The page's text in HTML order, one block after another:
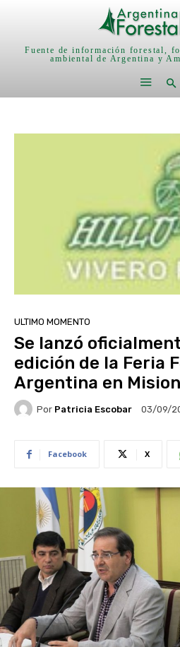
Fuente de información forestal,
ambiental de Argentina y
ULTIMO MOMENTO
Se lanzó
edición de la Feria
Argentina en
Por Patricia Escobar 03/09/
Facebook X